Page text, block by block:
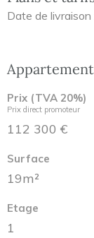
Date de livraison
Prix (TVA 20%)
Prix direct promoteur
112 300 €
Surface
19m²
Etage
1